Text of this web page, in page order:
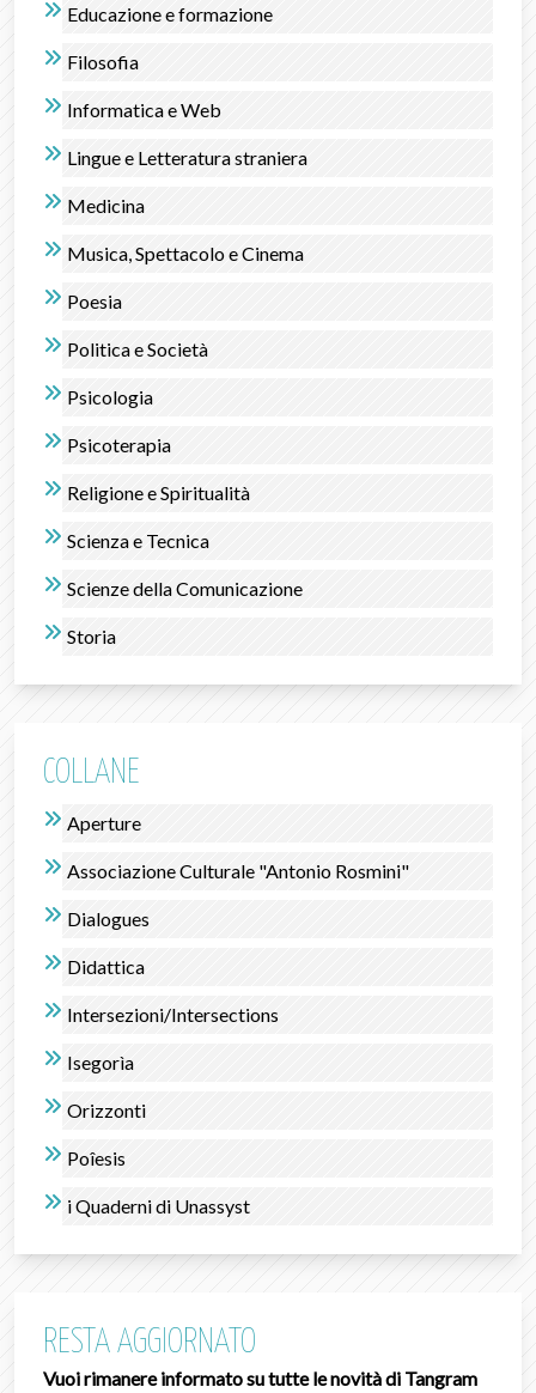
Educazione e formazione
Filosofia
Informatica e Web
Lingue e Letteratura straniera
Medicina
Musica, Spettacolo e Cinema
Poesia
Politica e Società
Psicologia
Psicoterapia
Religione e Spiritualità
Scienza e Tecnica
Scienze della Comunicazione
Storia
COLLANE
Aperture
Associazione Culturale "Antonio Rosmini"
Dialogues
Didattica
Intersezioni/Intersections
Isegorìa
Orizzonti
Poîesis
i Quaderni di Unassyst
RESTA AGGIORNATO
Vuoi rimanere informato su tutte le novità di Tangram